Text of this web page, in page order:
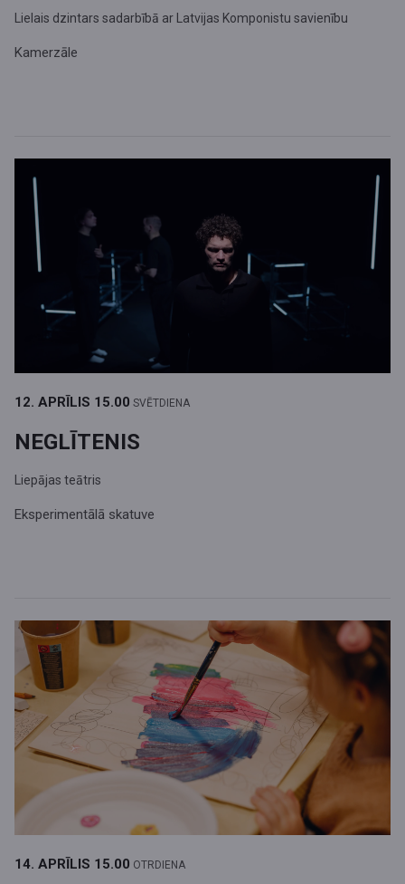
Lielais dzintars sadarbībā ar Latvijas Komponistu savienību
Kamerzāle
12. APRĪLIS 15.00 SVĒTDIENA
NEGLĪTENIS
Liepājas teātris
Eksperimentālā skatuve
14. APRĪLIS 15.00 OTRDIENA